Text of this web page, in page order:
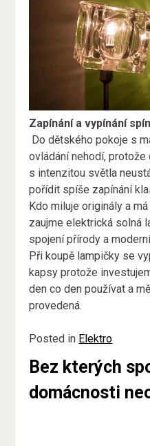
Zapínání a vypínání
Do dětského pokoje s
ovládání nehodí,
s intenzitou světla
pořídit spíše zapínání
Kdo miluje originály a
zaujme elektrická solná
spojení přírody a
Při koupě lampičky se
kapsy protože
den co den používat a
provedená.
Posted in Elektro
Bez kterých
domácnosti